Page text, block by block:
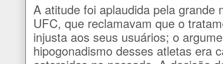
A atitude foi aplaudida pela grande
UFC, que reclamavam que o
injusta aos seus usuários; o
hipogonadismo desses atletas era